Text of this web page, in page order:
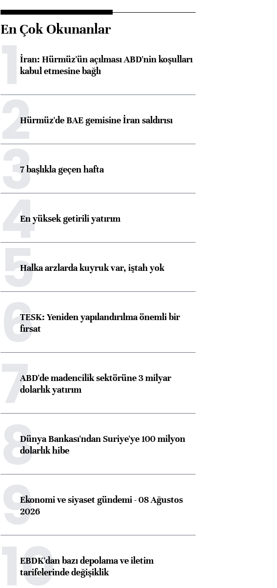
En Çok Okunanlar
1İran: Hürmüz'ün açılması ABD'nin koşulları
kabul etmesine bağlı
2Hürmüz'de BAE gemisine İran saldırısı
37 başlıkla geçen hafta
4En yüksek getirili yatırım
5Halka arzlarda kuyruk var, iştah yok
6TESK: Yeniden yapılandırılma önemli bir
fırsat
7ABD'de madencilik sektörüne 3 milyar
dolarlık yatırım
8Dünya Bankası'ndan Suriye'ye 100 milyon
dolarlık hibe
9Ekonomi ve siyaset gündemi - 08 Ağustos
2026
10
EBDK'dan bazı depolama ve iletim
tarifelerinde değişiklik